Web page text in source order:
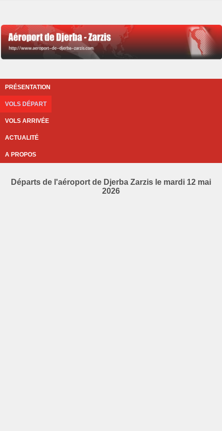
PRÉSENTATION
VOLS DÉPART
VOLS ARRIVÉE
ACTUALITÉ
A PROPOS
Départs de l'aéroport de Djerba Zarzis le mardi 12 mai
2026